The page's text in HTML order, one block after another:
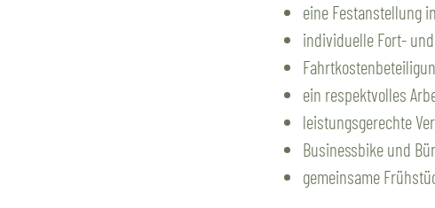
eine Festanstellung
individuelle Fort-
ein respektvolles
leistungsgerechte
Businessbike und
gemeinsame